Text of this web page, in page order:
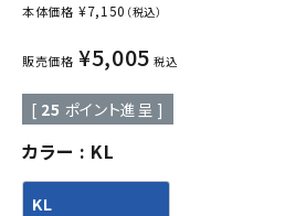
本体価格 ¥7,150 （税込）
販売価格 ¥5,005 税込
[ 25 ポイント進呈 ]
カラー KL
KL